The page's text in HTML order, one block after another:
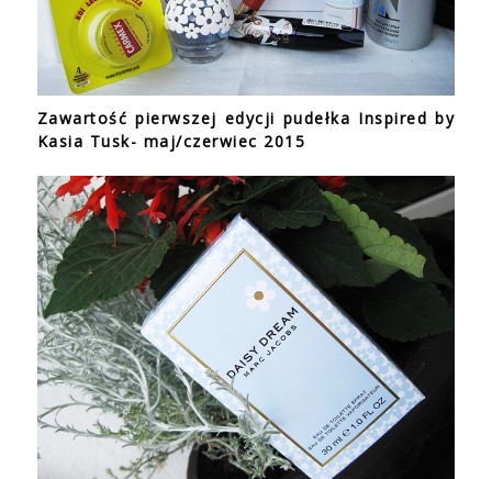
Zawartość pierwszej edycji pudełka Inspired by
Kasia Tusk- maj/czerwiec 2015